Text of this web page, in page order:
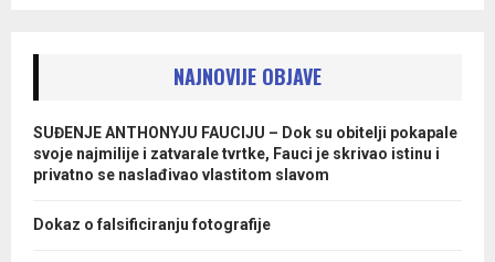
NAJNOVIJE OBJAVE
SUĐENJE ANTHONYJU FAUCIJU – Dok su obitelji pokapale
svoje najmilije i zatvarale tvrtke, Fauci je skrivao istinu i
privatno se naslađivao vlastitom slavom
Dokaz o falsificiranju fotografije